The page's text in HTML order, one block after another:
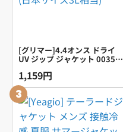
[グリマー]4.4オンス ドライ
UV ジップ ジャケット 00358-
日本 3L (日本サイズ3L相当)
1,159円
3